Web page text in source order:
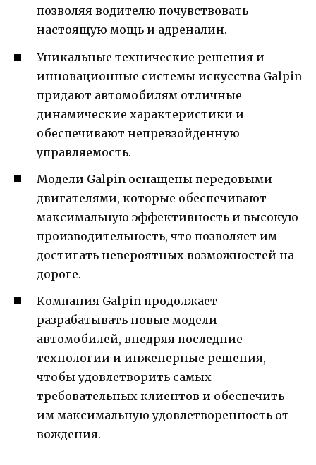
позволяя водителю почувствовать
настоящую мощь и адреналин.
Уникальные технические решения и
инновационные системы искусства Galpin
придают автомобилям отличные
динамические характеристики и
обеспечивают непревзойденную
управляемость.
Модели Galpin оснащены передовыми
двигателями, которые обеспечивают
максимальную эффективность и высокую
производительность, что позволяет им
достигать невероятных возможностей на
дороге.
Компания Galpin продолжает
разрабатывать новые модели
автомобилей, внедряя последние
технологии и инженерные решения,
чтобы удовлетворить самых
требовательных клиентов и обеспечить
им максимальную удовлетворенность от
вождения.